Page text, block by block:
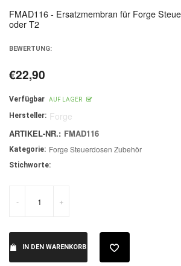
FMAD116 - Ersatzmembran für Forge
oder T2
BEWERTUNG:
Normaler
Preis
€22,90
Verfügbar AUF LAGER
Hersteller: Forge
ARTIKEL-NR.: FMAD116
Kategorie: Forge Steuerdosen Zubehör
Stichworte:
- +
IN DEN WARENKORB